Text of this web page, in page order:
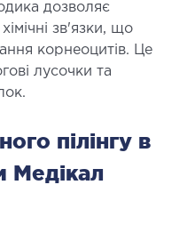
дозволяє
зв'язки, що
корнеоцитів. Це
лусочки та
пілінгу в
Медікал